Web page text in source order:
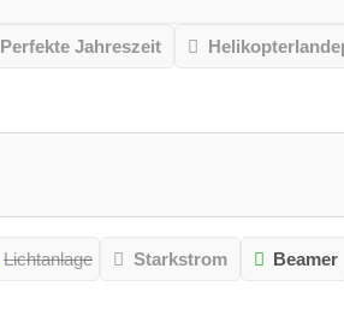
Perfekte Jahreszeit
Lichtanlage Starkstrom Beamer